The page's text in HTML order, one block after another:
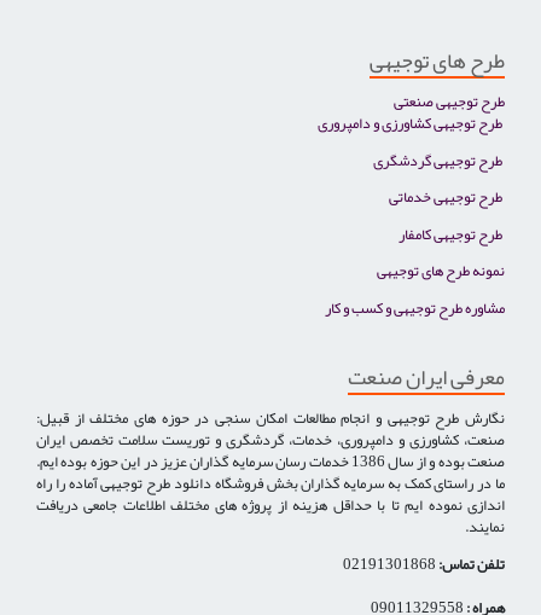
طرح های توجیهی
طرح توجیهی صنعتی
طرح توجیهی کشاورزی و دامپروری
طرح توجیهی گردشگری
طرح توجیهی خدماتی
طرح توجیهی کامفار
نمونه طرح های توجیهی
مشاوره طرح توجیهی و کسب و کار
معرفی ایران صنعت
نگارش طرح توجیهی و انجام مطالعات امکان سنجی در حوزه های مختلف از قبیل:
صنعت، کشاورزی و دامپروری، خدمات، گردشگری و توریست سلامت تخصص ایران
صنعت بوده و از سال 1386 خدمات رسان سرمایه گذاران عزیز در این حوزه بوده ایم.
ما در راستای کمک به سرمایه گذاران بخش فروشگاه دانلود طرح توجیهی آماده را راه
اندازی نموده ایم تا با حداقل هزینه از پروژه های مختلف اطلاعات جامعی دریافت
نمایند.
تلفن تماس:
همراه :